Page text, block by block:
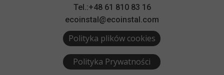
Polityka Prywatności
Polityka plików cookies
Tel.:+48 61 810 83 16
ecoinstal@ecoinstal.com